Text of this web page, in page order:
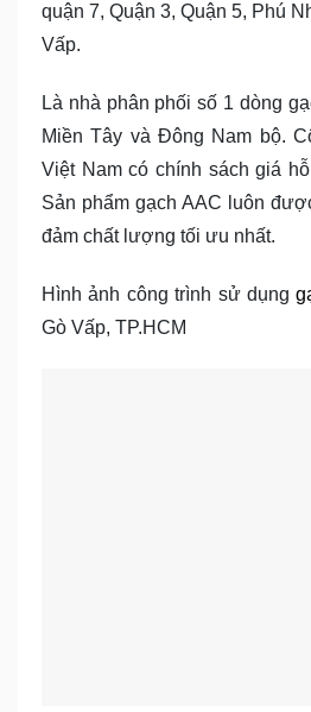
quận 7, Quận 3, Quận 5, Phú
Vấp.
Là nhà phân phối số 1 dòng
Miền Tây và Đông Nam bộ.
Việt Nam có chính sách giá
Sản phẩm gạch AAC luôn
đảm chất lượng tối ưu nhất.
Hình ảnh công trình sử dụng
Gò Vấp, TP.HCM